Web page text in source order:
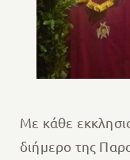
Με κάθε
διήμερο της